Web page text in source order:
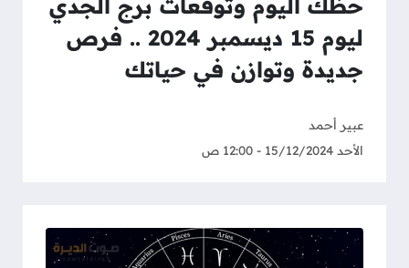
حظك اليوم وتوقعات برج الجدي
ليوم 15 ديسمبر 2024 .. فرص
جديدة وتوازن في حياتك
عبير أحمد
الأحد 15/12/2024 - 12:00 ص